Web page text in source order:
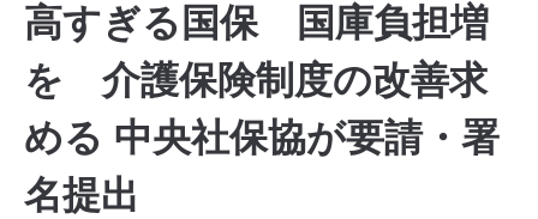
高すぎる国保 国庫負担増
を 介護保険制度の改善求
める 中央社保協が要請・署
名提出